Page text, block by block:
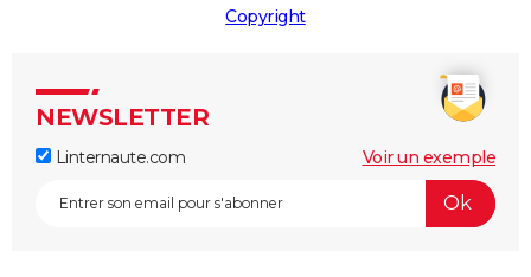
Copyright
NEWSLETTER
Linternaute.com Voir un exemple